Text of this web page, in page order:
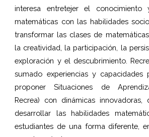
interesa entretejer el conocimiento
matemáticas con las habilidades
transformar las clases de
la creatividad, la participación, la
exploración y el descubrimiento.
sumado experiencias y capacidades
proponer Situaciones de
Recrea) con dinámicas
desarrollar las habilidades
estudiantes de una forma diferente,